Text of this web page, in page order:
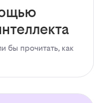
бы прочитать, как